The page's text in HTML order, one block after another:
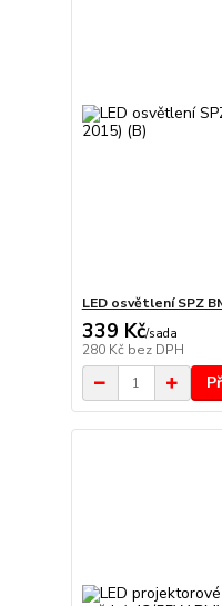
LED osvětlení SPZ
339 Kč/sada
280 Kč bez DPH